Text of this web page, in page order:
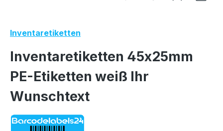
Inventaretiketten
Inventaretiketten 45x25mm
PE-Etiketten weiß Ihr
Wunschtext